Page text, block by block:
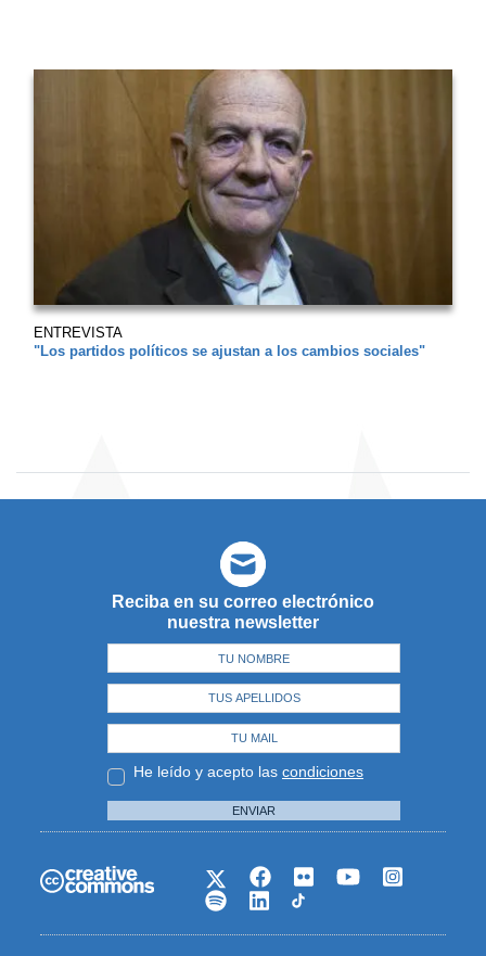
ENTREVISTA
"Los partidos políticos se ajustan a los cambios sociales"
Reciba en su correo electrónico
nuestra newsletter
He leído y acepto las condiciones
ENVIAR